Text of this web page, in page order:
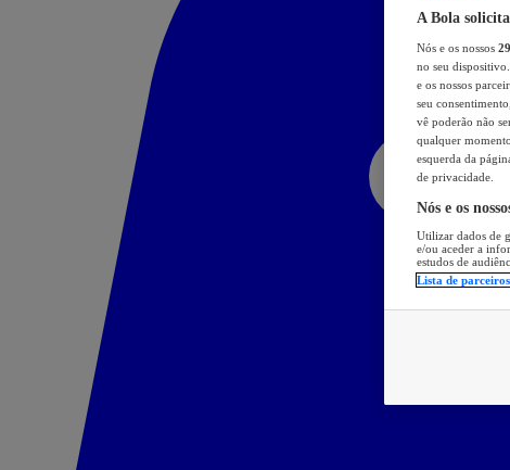
A Bola
Nós e os nossos
no seu
e os nossos
seu
vê poderão não
qualquer
esquerda da
de privacidade.
Nós e os
Utilizar dados de
e/ou aceder a
estudos de
Lista de